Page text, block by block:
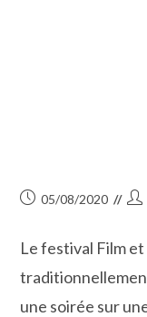
Publication
05/08/2020
Le festival Film
une soirée sur